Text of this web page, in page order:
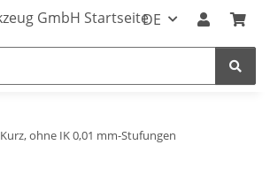
DE
Kurz, ohne IK 0,01 mm-Stufungen